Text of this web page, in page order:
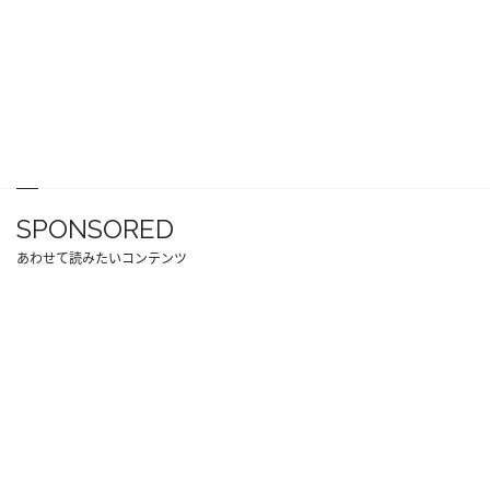
SPONSORED
あわせて読みたいコンテンツ